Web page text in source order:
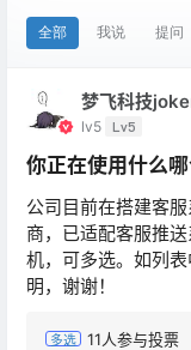
全部 我说 提问
梦飞科技
lv5 Lv5
你正在使用什么哪
公司目前在搭建客
商，已适配客服推
机，可多选。如列
明，谢谢！
多选 11人参与投票